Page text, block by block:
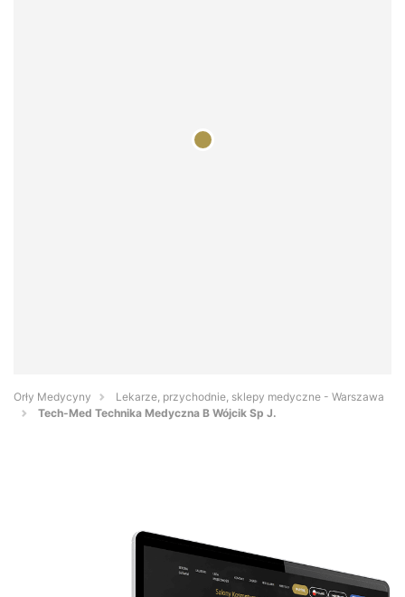
Orły Medycyny
Lekarze, przychodnie, sklepy medyczne - Warszawa
Tech-Med Technika Medyczna B Wójcik Sp J.